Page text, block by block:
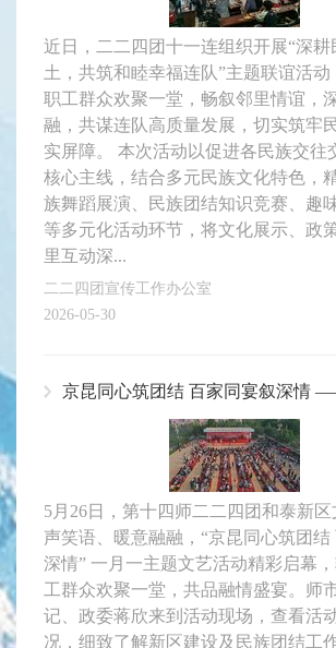
近日，二二四团十一连组织开展“深耕
土，共筑和睦幸福连队”主题联谊活动
职工群众欢聚一堂，畅叙邻里情谊，
融，共谋连队高质量发展，切实筑牢
实屏障。 本次活动以促进各民族交往
核心主线，结合多元民族文化特色，
族舞蹈展演、民族团结知识竞赛、趣
等多元化活动环节，将文化展示、政
里互动深...
二二四团宣传工作办公室
2026-05-30
5月26日，第十四师二二四团和泰新
声笑语、暖意融融，“京昆同心筑团结
深情” 一月一主题文艺活动精彩启幕
工群众欢聚一堂，共品融情盛宴。师
记、政委蒋欣来到活动现场，查看活
况，细致了解新区建设及民族团结工